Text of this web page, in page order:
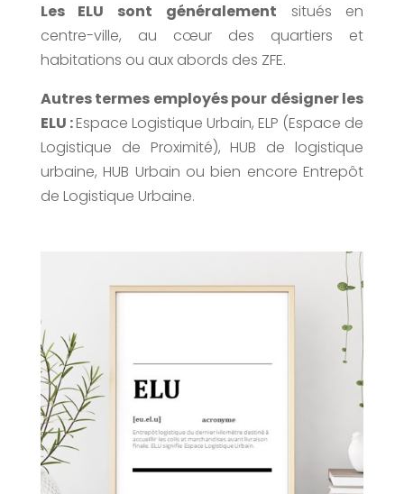
Les ELU sont généralement situés en
centre-ville, au cœur des quartiers et
habitations ou aux abords des ZFE.
Autres termes employés pour désigner les
ELU :Espace Logistique Urbain, ELP (Espace de
Logistique de Proximité), HUB de logistique
urbaine, HUB Urbain ou bien encore Entrepôt
de Logistique Urbaine.